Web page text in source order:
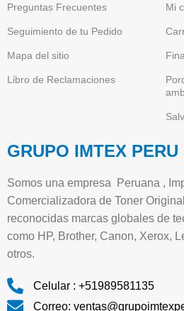
Preguntas Frecuentes
Seguimiento de tu Pedido
Mapa del sitio
Libro de Reclamaciones
Mi
GRUPO IMTEX PERU
Somos una empresa Peruana ,
Comercializadora de Toner
reconocidas marcas globales de
como HP, Brother, Canon, Xerox,
otros.
Celular : +51989581135
Correo: